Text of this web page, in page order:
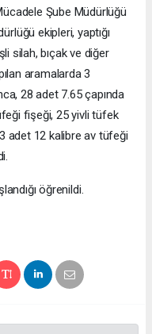
Şube Müdürlüğü
ekipleri, yaptığı
silah, bıçak ve diğer
aramalarda 3
28 adet 7.65 çapında
fişeği, 25 yivli tüfek
adet 12 kalibre av tüfeği
öğrenildi.